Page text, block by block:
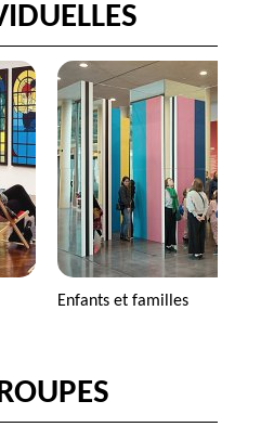
Enfants et familles